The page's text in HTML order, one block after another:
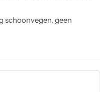
schoonvegen, geen
stoelbekleding en